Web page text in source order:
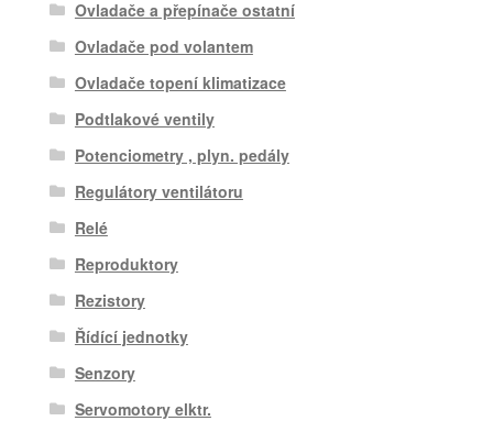
Ovladače a přepínače ostatní
Ovladače pod volantem
Ovladače topení klimatizace
Podtlakové ventily
Potenciometry , plyn. pedály
Regulátory ventilátoru
Relé
Reproduktory
Rezistory
Řídící jednotky
Senzory
Servomotory elktr.